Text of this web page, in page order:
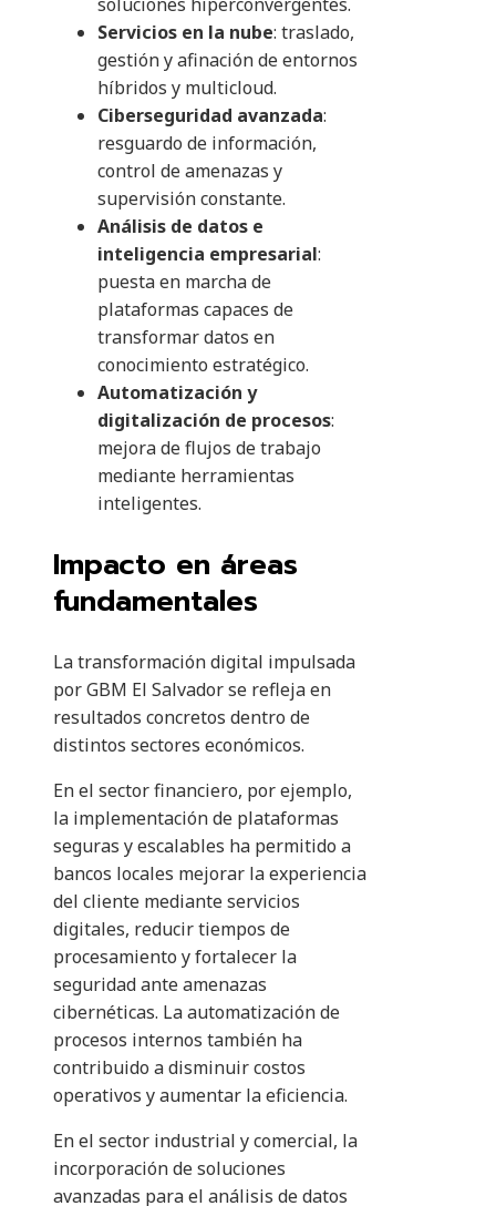
Servicios en la nube: traslado,
gestión y afinación de entornos
híbridos y multicloud.
Ciberseguridad avanzada:
resguardo de información,
control de amenazas y
supervisión constante.
Análisis de datos e
inteligencia empresarial:
puesta en marcha de
plataformas capaces de
transformar datos en
conocimiento estratégico.
Automatización y
digitalización de procesos:
mejora de flujos de trabajo
mediante herramientas
inteligentes.
Impacto en áreas
fundamentales
La transformación digital impulsada
por GBM El Salvador se refleja en
resultados concretos dentro de
distintos sectores económicos.
En el sector financiero, por ejemplo,
la implementación de plataformas
seguras y escalables ha permitido a
bancos locales mejorar la experiencia
del cliente mediante servicios
digitales, reducir tiempos de
procesamiento y fortalecer la
seguridad ante amenazas
cibernéticas. La automatización de
procesos internos también ha
contribuido a disminuir costos
operativos y aumentar la eficiencia.
En el sector industrial y comercial, la
incorporación de soluciones
avanzadas para el análisis de datos